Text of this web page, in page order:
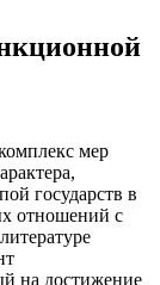
мер
государств в
отношений с
на достижение